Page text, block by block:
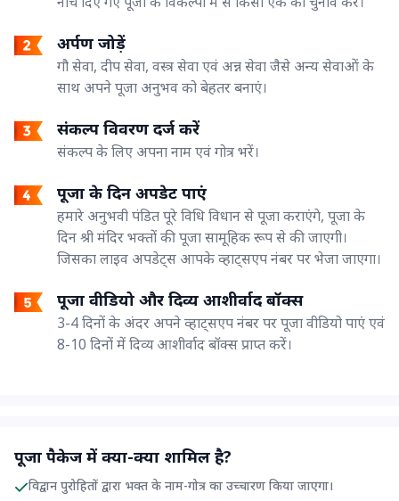
अर्पण जोड़ें
गौ सेवा, दीप सेवा, वस्त्र सेवा एवं अन्न सेवा जैसे अन्य सेवाओं के
साथ अपने पूजा अनुभव को बेहतर बनाएं।
संकल्प विवरण दर्ज करें
संकल्प के लिए अपना नाम एवं गोत्र भरें।
पूजा के दिन अपडेट पाएं
हमारे अनुभवी पंडित पूरे विधि विधान से पूजा कराएंगे, पूजा के
दिन श्री मंदिर भक्तों की पूजा सामूहिक रूप से की जाएगी।
जिसका लाइव अपडेट्स आपके व्हाट्सएप नंबर पर भेजा जाएगा।
पूजा वीडियो और दिव्य आशीर्वाद बॉक्स
3-4 दिनों के अंदर अपने व्हाट्सएप नंबर पर पूजा वीडियो पाएं एवं
8-10 दिनों में दिव्य आशीर्वाद बॉक्स प्राप्त करें।
पूजा पैकेज में क्या-क्या शामिल है?
विद्वान पुरोहितों द्वारा भक्त के नाम-गोत्र का उच्चारण किया जाएगा।